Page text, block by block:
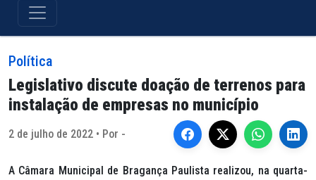
Política
Legislativo discute doação de terrenos para
instalação de empresas no município
2 de julho de 2022 • Por -
A Câmara Municipal de Bragança Paulista realizou, na quarta-